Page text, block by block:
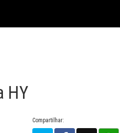
HY
Compartilhar: